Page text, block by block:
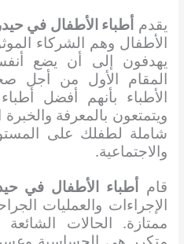
يقدم أطباء الأطفال في
الأطفال وهم الشركاء
يهدفون إلى أن يضع
المقام الأول من أجل
الأطباء بأنهم أفضل
ويتمتعون بالمعرفة
شاملة لطفلك على
والاجتماعية.
قام
أطباء الأطفال في
الإجراءات والعمليات
ممتازة. الحالات